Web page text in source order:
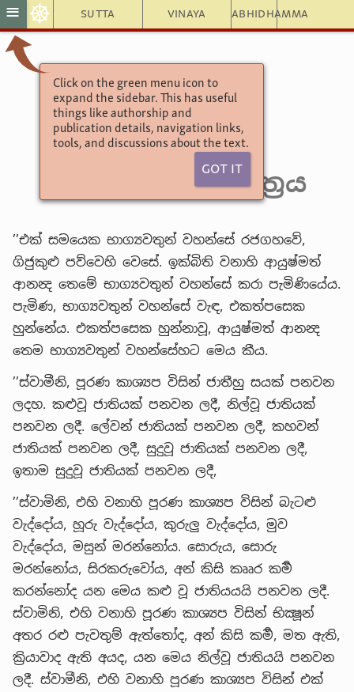
Sutta Vinaya Abhidhamma
≡ ☸
Click on the green menu icon to
expand the sidebar. This has useful
things like authorship and
publication details, navigation links,
tools, and discussions about the text.
Got It
අඞ්ගුත්තරනිකායො
ඡක්ක නිපාතය
2. දුතිය පණ්ණාසකය
6. මහා වර්‍ගය
3. ජළාභි ජාති සූත්‍රය
’’එක් සමයෙක භාග්‍යවතුන් වහන්සේ රජගහවේ,
ගිජුකුළු පව්වෙහි වෙසේ. ඉක්බිති වනාහි ආයුෂ්මත්
ආනන්‍ද තෙමේ භාග්‍යවතුන් වහන්සේ කරා පැමිණියේය.
පැමිණ, භාග්‍යවතුන් වහන්සේ වැඳ, එකත්පසෙක
හුන්නේය. එකත්පසෙක හුන්නාවූ, ආයුෂ්මත් ආනන්‍ද
තෙම භාග්‍යවතුන් වහන්සේහට මෙය කීය.
’’ස්වාමීනි, පූරණ කාශ්‍යප විසින් ජාතීහු සයක් පනවන
ලදහ. කළුවූ ජාතියක් පනවන ලදී, නිල්වූ ජාතියක්
පනවන ලදී. ලේවන් ජාතියක් පනවන ලදී, කහවන්
ජාතියක් පනවන ලදී, සුදුවූ ජාතියක් පනවන ලදී,
ඉතාම සුදුවූ ජාතියක් පනවන ලදී,
’’ස්වාමිනි, එහි වනාහි පූරණ කාශ්‍යප විසින් බැටළු
වැද්දෝය, හූරු වැද්දෝය, කුරුලු වැද්දෝය, මුව
වැද්දෝය, මසුන් මරන්නෝය. සොරුය, සොරු
මරන්නෝය, සිරකරුවෝය, අන් කිසි කෲර කර්‍ම
කරන්නෝද යන මෙය කළු වූ ජාතියයයි පනවන ලදී.
ස්වාමිනි, එහි වනාහි පූරණ කාශ්‍යප විසින් භික්‍ෂූන්
අතර රළු පැවතුම් ඇත්තෝද, අන් කිසි කර්‍ම, මත ඇති,
ක්‍රියාවාද ඇති අයද, යන මෙය නිල්වූ ජාතියයි පනවන
ලදී. ස්වාමීනි, එහි වනාහි පූරණ කාශ්‍යප විසින් එක්